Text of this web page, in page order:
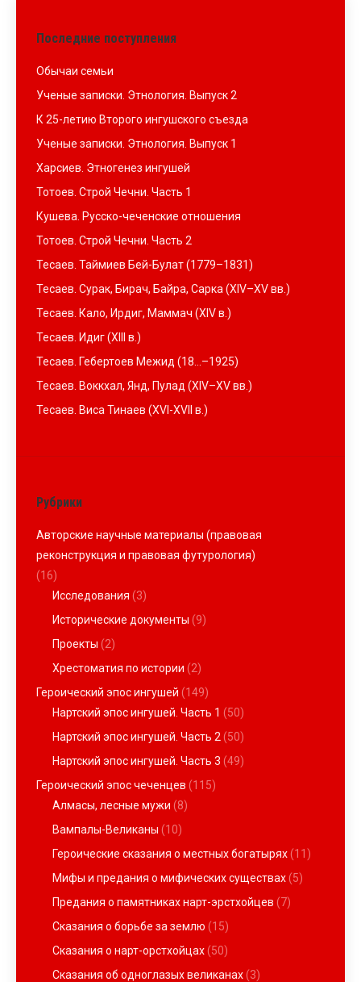
Последние поступления
Обычаи семьи
Ученые записки. Этнология. Выпуск 2
К 25-летию Второго ингушского съезда
Ученые записки. Этнология. Выпуск 1
Харсиев. Этногенез ингушей
Тотоев. Строй Чечни. Часть 1
Кушева. Русско-чеченские отношения
Тотоев. Строй Чечни. Часть 2
Тесаев. Таймиев Бей-Булат (1779–1831)
Тесаев. Сурак, Бирач, Байра, Сарка (XIV–XV вв.)
Тесаев. Кало, Ирдиг, Маммач (XIV в.)
Тесаев. Идиг (XIII в.)
Тесаев. Гебертоев Межид (18…–1925)
Тесаев. Воккхал, Янд, Пулад (XIV–XV вв.)
Тесаев. Виса Тинаев (XVI-XVII в.)
Рубрики
Авторские научные материалы (правовая
реконструкция и правовая футурология)
(16)
Исследования (3)
Исторические документы (9)
Проекты (2)
Хрестоматия по истории (2)
Героический эпос ингушей (149)
Нартский эпос ингушей. Часть 1 (50)
Нартский эпос ингушей. Часть 2 (50)
Нартский эпос ингушей. Часть 3 (49)
Героический эпос чеченцев (115)
Алмасы, лесные мужи (8)
Вампалы-Великаны (10)
Героические сказания о местных богатырях(11)
Мифы и предания о мифических существах(5)
Предания о памятниках нарт-эрстхойцев (7)
Сказания о борьбе за землю (15)
Сказания о нарт-орстхойцах(50)
Сказания об одноглазых великанах(3)